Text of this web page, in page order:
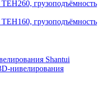
грузоподъёмность
грузоподъёмность
Shantui
нивелирования